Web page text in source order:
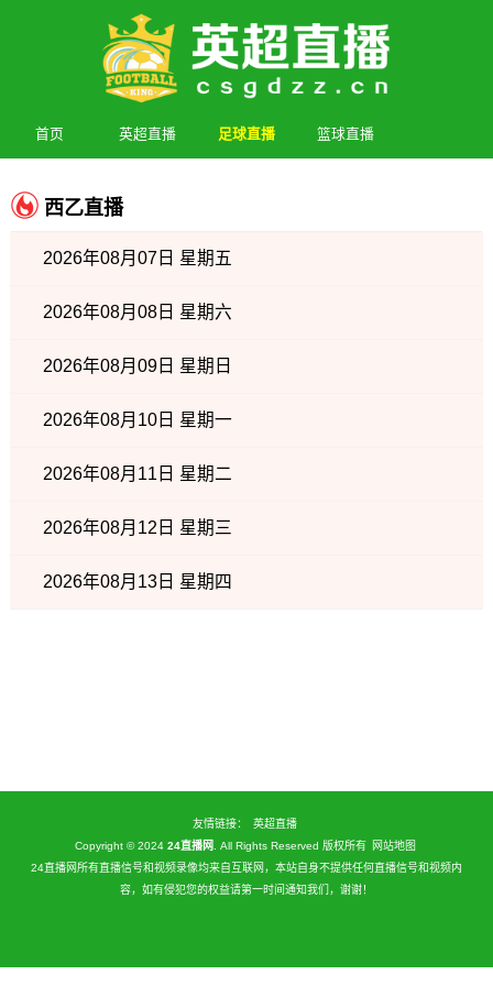
首页 英超直播 足球直播 篮球直播
西乙直播
2026年08月07日 星期五
2026年08月08日 星期六
2026年08月09日 星期日
2026年08月10日 星期一
2026年08月11日 星期二
2026年08月12日 星期三
2026年08月13日 星期四
友情链接：
英超直播
Copyright © 2024 24直播网 . All Rights Reserved 版权所有
网站地图
24直播网所有直播信号和视频录像均来自互联网，本站自身不提供任何直播信号和视频内
容，如有侵犯您的权益请第一时间通知我们，谢谢！